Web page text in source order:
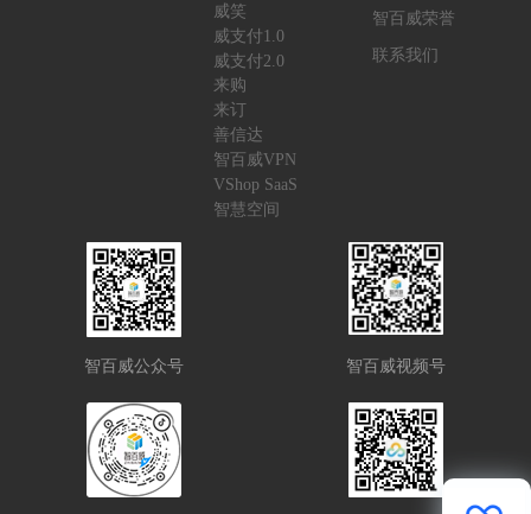
智百威公众号 智百威视频号
威笑
威支付1.0
威支付2.0
来购
来订
善信达
智百威VPN
VShop SaaS
智慧空间
智百威荣誉
联系我们